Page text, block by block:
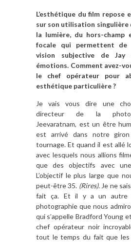
L’esthétique du film repose
sur son utilisation singulière
la lumière, du hors-champ
focale qui permettent de
vision subjective de Jay
émotions. Comment avez-
le chef opérateur pour
esthétique particulière ?
Je vais vous dire une
directeur de la
Jeevaratnam, est un être
est arrivé dans notre
tournage. Et quand il est allé
avec lesquels nous allions
que des objectifs avec
L’objectif le plus large que
peut-être 35. (Rires).Je ne
fait ça. Et il y a un autre
photographie que nous
qui s’appelle Bradford Young
chef opérateur noir
tout le temps du fait que les